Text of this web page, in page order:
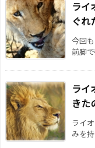
ラ
ぐれ
今回
前脚
ラ
きた
ライ
みを